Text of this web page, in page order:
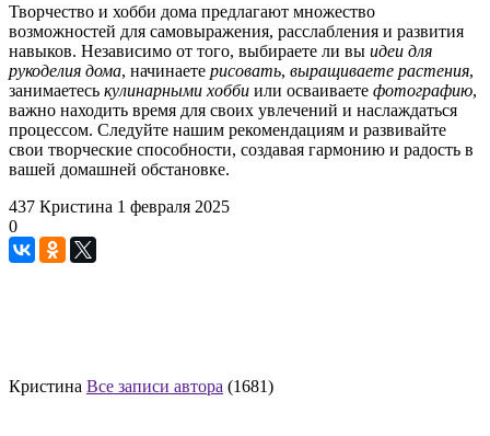
Творчество и хобби дома предлагают множество
возможностей для самовыражения, расслабления и развития
навыков. Независимо от того, выбираете ли вы идеи для
рукоделия дома, начинаете рисовать, выращиваете растения,
занимаетесь кулинарными хобби или осваиваете фотографию,
важно находить время для своих увлечений и наслаждаться
процессом. Следуйте нашим рекомендациям и развивайте
свои творческие способности, создавая гармонию и радость в
вашей домашней обстановке.
437 Кристина 1 февраля 2025
0
Кристина Все записи автора (1681)